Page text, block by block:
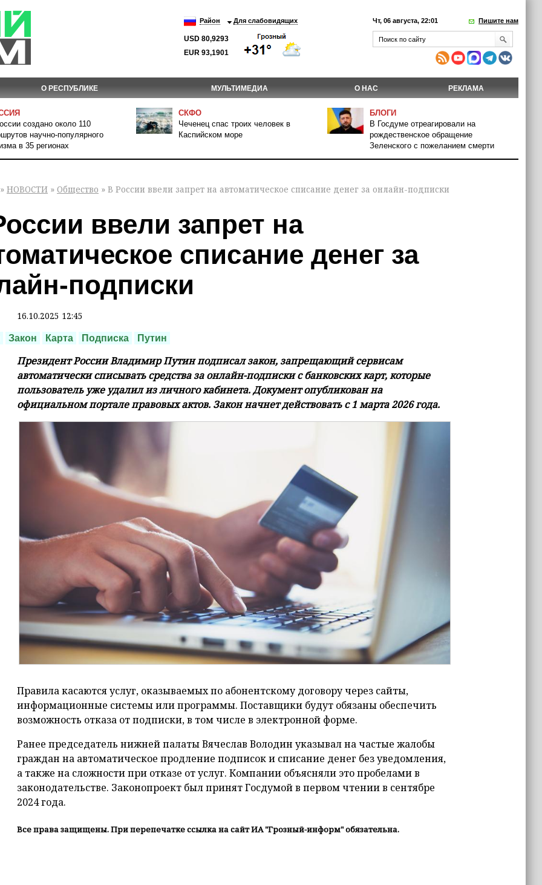
Район Для слабовидящих
USD 80,9293
EUR 93,1901
Чт, 06 августа, 22:01 Пишите нам
О РЕСПУБЛИКЕ МУЛЬТИМЕДИА О НАС РЕКЛАМА
создано около 110
научно-популярного
в 35 регионах
СКФО
Чеченец спас троих человек в
Каспийском море
БЛОГИ
В Госдуме отреагировали на
рождественское обращение
Зеленского с пожеланием смерти
» НОВОСТИ » Общество » В России ввели запрет на автоматическое списание денег за онлайн-подписки
ввели запрет на
списание денег за
подписки
16.10.2025 12:45
Закон Карта Подписка Путин
Президент России Владимир Путин подписал закон, запрещающий сервисам
автоматически списывать средства за онлайн-подписки с банковских карт, которые
пользователь уже удалил из личного кабинета. Документ опубликован на
официальном портале правовых актов. Закон начнет действовать с 1 марта 2026 года.
Правила касаются услуг, оказываемых по абонентскому договору через сайты,
информационные системы или программы. Поставщики будут обязаны обеспечить
возможность отказа от подписки, в том числе в электронной форме.
Ранее председатель нижней палаты Вячеслав Володин указывал на частые жалобы
граждан на автоматическое продление подписок и списание денег без уведомления,
а также на сложности при отказе от услуг. Компании объясняли это пробелами в
законодательстве. Законопроект был принят Госдумой в первом чтении в сентябре
2024 года.
Все права защищены. При перепечатке ссылка на сайт ИА "Грозный-информ" обязательна.